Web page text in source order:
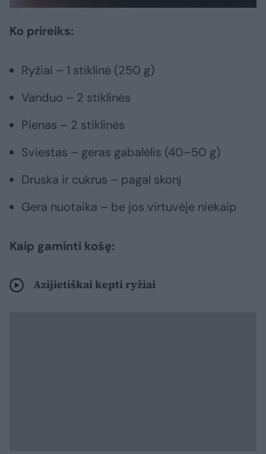
Ko prireiks:
Ryžiai – 1 stiklinė (250 g)
Vanduo – 2 stiklinės
Pienas – 2 stiklinės
Sviestas – geras gabalėlis (40–50 g)
Druska ir cukrus – pagal skonį
Gera nuotaika – be jos virtuvėje niekaip
Kaip gaminti košę:
Azijietiškai kepti ryžiai